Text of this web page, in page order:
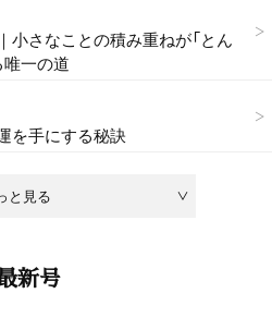
と見る
小さなことの積み重ねが「とん
唯一の道
を手にする秘訣
新号